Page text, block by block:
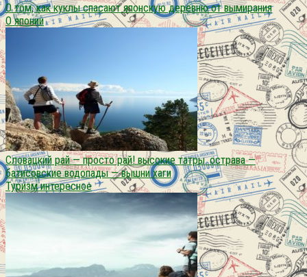
О том, как куклы спасают японскую деревню от вымирания
О японии
Словацкий рай — просто рай! высокие татры. острава —
батисовские водопады — вышни хаги
Туризм интересное